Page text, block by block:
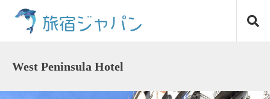
ス
旅宿ジャパン
West Peninsula Hotel